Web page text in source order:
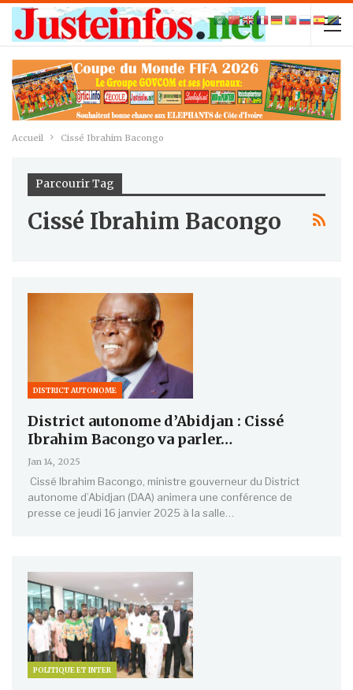
Accueil Cissé Ibrahim Bacongo
Parcourir Tag
Cissé Ibrahim Bacongo
DISTRICT AUTONOME
District autonome d’Abidjan : Cissé
Ibrahim Bacongo va parler…
Jan 14, 2025
Cissé Ibrahim Bacongo, ministre gouverneur du District
autonome d’Abidjan (DAA) animera une conférence de
presse ce jeudi 16 janvier 2025 à la salle…
POLITIQUE ET INTER